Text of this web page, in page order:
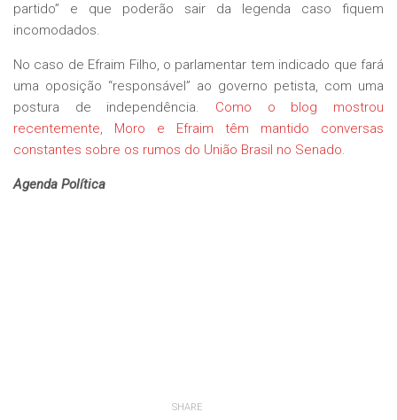
partido” e que poderão sair da legenda caso fiquem
incomodados.
No caso de Efraim Filho, o parlamentar tem indicado que fará
uma oposição “responsável” ao governo petista, com uma
postura de independência. Como o blog mostrou
recentemente, Moro e Efraim têm mantido conversas
constantes sobre os rumos do União Brasil no Senado.
Agenda Política
SHARE